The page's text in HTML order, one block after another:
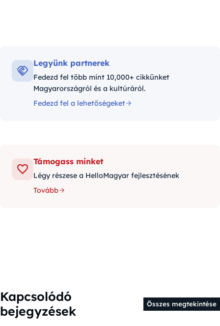
Legyünk partnerek
Fedezd fel több mint 10,000+ cikkünket
Magyarországról és a kultúráról.
Fedezd fel a lehetőségeket
Támogass minket
Légy részese a HelloMagyar fejlesztésének
Tovább
Kapcsolódó
bejegyzések
Összes megtekintése